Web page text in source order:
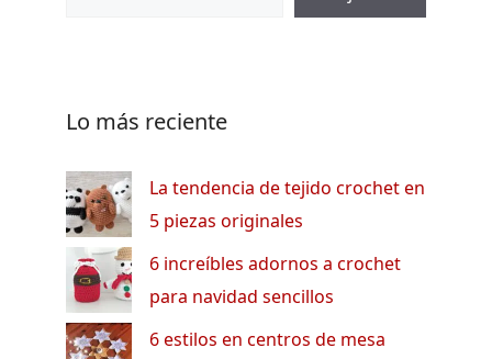
Lo más reciente
La tendencia de tejido crochet en
5 piezas originales
6 increíbles adornos a crochet
para navidad sencillos
6 estilos en centros de mesa